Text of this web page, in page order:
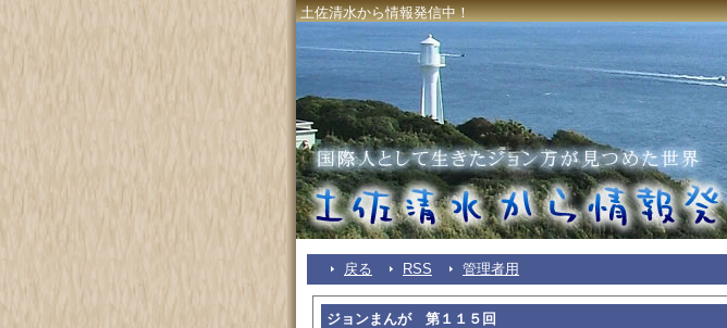
土佐清水から情報発信中！
戻る RSS 管理者用
ジョンまんが 第１１５回